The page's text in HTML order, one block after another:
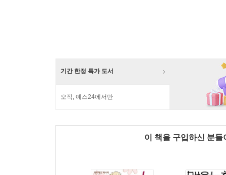
기간 한정 특가 도서
오직, 예스24에서만
이 책을 구입하신 분